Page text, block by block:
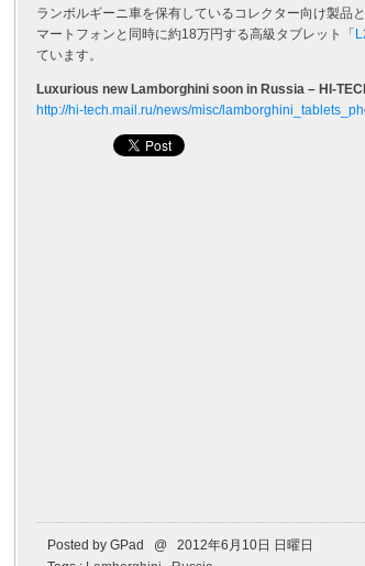
ランボルギーニ車を保有しているコレクター向け製品
マートフォンと同時に約18万円する高級タブレット「
ています。
Luxurious new Lamborghini soon in Russia – HI-
http://hi-tech.mail.ru/news/misc/
Posted by GPad @ 2012年6月10日 日曜日